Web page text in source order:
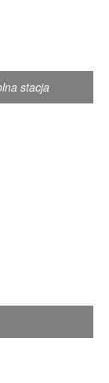
stacja